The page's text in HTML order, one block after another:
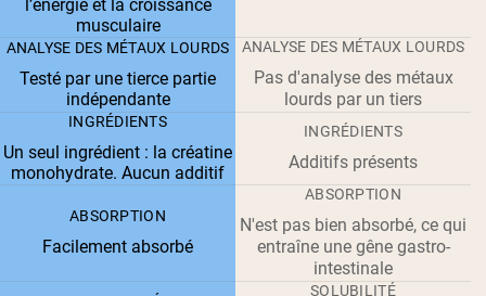
l’énergie et la croissance
musculaire
ANALYSE DES MÉTAUX LOURDS
Testé par une tierce partie
indépendante
ANALYSE DES MÉTAUX LOURDS
Pas d'analyse des métaux
lourds par un tiers
INGRÉDIENTS
Un seul ingrédient : la créatine
monohydrate. Aucun additif
INGRÉDIENTS
Additifs présents
ABSORPTION
Facilement absorbé
ABSORPTION
N'est pas bien absorbé, ce qui
entraîne une gêne gastro-
intestinale
SOLUBILITÉ